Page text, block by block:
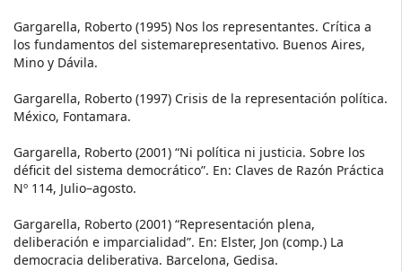
Gargarella, Roberto (1995) Nos los representantes. Crítica a
los fundamentos del sistemarepresentativo. Buenos Aires,
Mino y Dávila.
Gargarella, Roberto (1997) Crisis de la representación política.
México, Fontamara.
Gargarella, Roberto (2001) “Ni política ni justicia. Sobre los
déficit del sistema democrático”. En: Claves de Razón Práctica
Nº 114, Julio–agosto.
Gargarella, Roberto (2001) “Representación plena,
deliberación e imparcialidad”. En: Elster, Jon (comp.) La
democracia deliberativa. Barcelona, Gedisa.